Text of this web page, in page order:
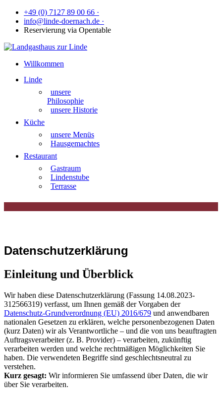
+49 (0) 7127 89 00 66 ·
info@linde-doernach.de ·
Reservierung via Opentable
Willkommen
Linde
unsere
Philosophie
unsere Historie
Küche
unsere Menüs
Hausgemachtes
Restaurant
Gastraum
Lindenstube
Terrasse
Datenschutzerklärung
Einleitung und Überblick
Wir haben diese Datenschutzerklärung (Fassung 14.08.2023-
312566319) verfasst, um Ihnen gemäß der Vorgaben der
Datenschutz-Grundverordnung (EU) 2016/679 und anwendbaren
nationalen Gesetzen zu erklären, welche personenbezogenen Daten
(kurz Daten) wir als Verantwortliche – und die von uns beauftragten
Auftragsverarbeiter (z. B. Provider) – verarbeiten, zukünftig
verarbeiten werden und welche rechtmäßigen Möglichkeiten Sie
haben. Die verwendeten Begriffe sind geschlechtsneutral zu
verstehen.
Kurz gesagt: Wir informieren Sie umfassend über Daten, die wir
über Sie verarbeiten.